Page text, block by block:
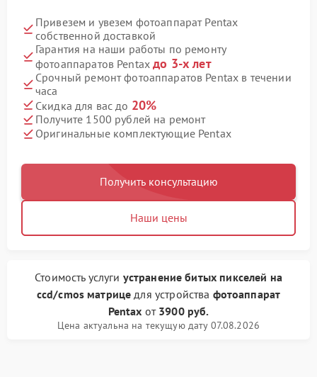
Привезем и увезем фотоаппарат Pentax
собственной доставкой
Гарантия на наши работы по ремонту
фотоаппаратов Pentaxдо 3-х лет
Срочный ремонт фотоаппаратов Pentax в течении
часа
Скидка для вас до 20%
Получите 1500 рублей на ремонт
Оригинальные комплектующие Pentax
Получить консультацию
Наши цены
Стоимость услуги устранение битых пикселей на
ccd/cmos матрице для устройства фотоаппарат
Pentax от 3900 руб.
Цена актуальна на текущую дату 07.08.2026